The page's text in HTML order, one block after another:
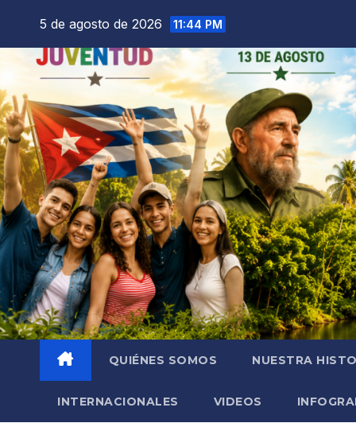
5 de agosto de 2026 11:44 PM
QUIÉNES SOMOS NUESTRA
INTERNACIONALES VIDEOS